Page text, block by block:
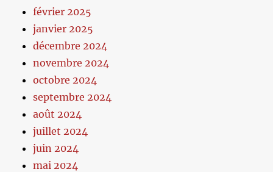
février 2025
janvier 2025
décembre 2024
novembre 2024
octobre 2024
septembre 2024
août 2024
juillet 2024
juin 2024
mai 2024